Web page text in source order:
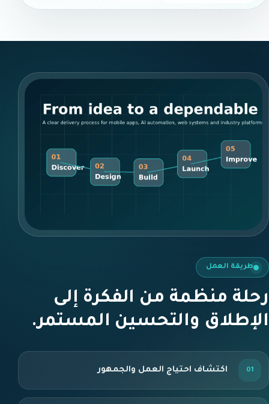
طريقة العمل
رحلة منظمة من الفكرة إلى
الإطلاق والتحسين المستمر.
اكتشاف احتياج العمل والجمهور